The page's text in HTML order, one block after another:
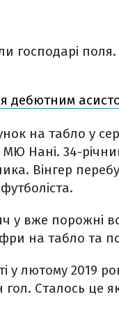
господарі
дебютним
на табло у
Нані. 34-
Вінгер
у вже порожні
на табло та
у лютому 2019
гол. Сталось це